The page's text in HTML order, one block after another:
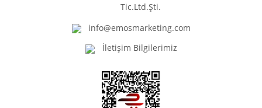
Tic.Ltd.Şti.
info@emosmarketing.com
İletişim Bilgilerimiz